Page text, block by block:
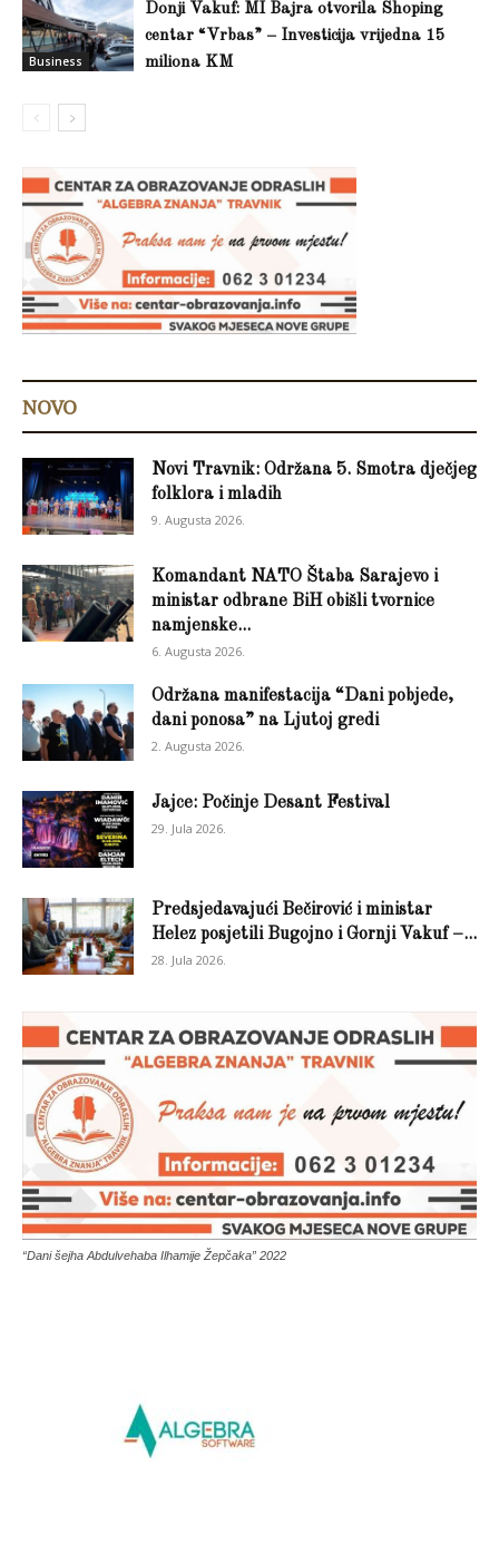
Business
Donji Vakuf: MI Bajra otvorila Shoping
centar “Vrbas” – Investicija vrijedna 15
miliona KM
NOVO
Novi Travnik: Održana 5. Smotra dječjeg
folklora i mladih
9. Augusta 2026.
Komandant NATO Štaba Sarajevo i
ministar odbrane BiH obišli tvornice
namjenske...
6. Augusta 2026.
Održana manifestacija “Dani pobjede,
dani ponosa” na Ljutoj gredi
2. Augusta 2026.
Jajce: Počinje Desant Festival
29. Jula 2026.
Predsjedavajući Bečirović i ministar
Helez posjetili Bugojno i Gornji Vakuf –...
28. Jula 2026.
“Dani šejha Abdulvehaba Ilhamije Žepčaka” 2022